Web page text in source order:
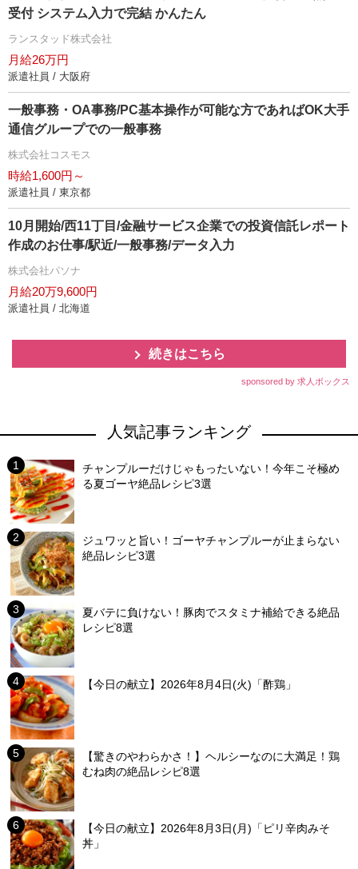
受付 システム入力で完結 かんたん
ランスタッド株式会社
月給26万円
派遣社員 / 大阪府
一般事務・OA事務/PC基本操作が可能な方であればOK大手
通信グループでの一般事務
株式会社コスモス
時給1,600円～
派遣社員 / 東京都
10月開始/西11丁目/金融サービス企業での投資信託レポート
作成のお仕事/駅近/一般事務/データ入力
株式会社パソナ
月給20万9,600円
派遣社員 / 北海道
続きはこちら
sponsored by 求人ボックス
人気記事ランキング
チャンプルーだけじゃもったいない！今年こそ極め
る夏ゴーヤ絶品レシピ3選
ジュワッと旨い！ゴーヤチャンプルーが止まらない
絶品レシピ3選
夏バテに負けない！豚肉でスタミナ補給できる絶品
レシピ8選
【今日の献立】2026年8月4日(火)「酢鶏」
【驚きのやわらかさ！】ヘルシーなのに大満足！鶏
むね肉の絶品レシピ8選
【今日の献立】2026年8月3日(月)「ピリ辛肉みそ
丼」